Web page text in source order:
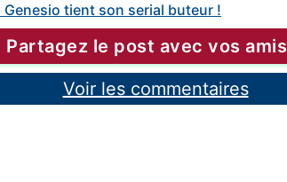
Genesio tient son serial buteur !
Partagez le post avec vos amis
Voir les commentaires